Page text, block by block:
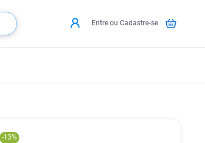
Entre ou Cadastre-se
-13%